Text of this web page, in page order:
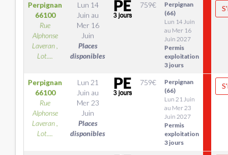
Perpignan
66100
Rue
Alphonse
Laveran ,
Lot....
Lun 14
Juin au
Mer 16
Juin
Places
disponibles
759€
Perpignan
(66)
Lun 14 Juin
au Mer 16
Juin 2027
Permis
exploitation
3 jours
Perpignan
66100
Rue
Alphonse
Laveran ,
Lot....
Lun 21
Juin au
Mer 23
Juin
Places
disponibles
759€
Perpignan
(66)
Lun 21 Juin
au Mer 23
Juin 2027
Permis
exploitation
3 jours